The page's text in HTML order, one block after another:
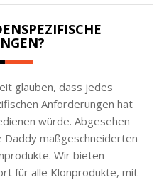
glauben, dass jedes
Anforderungen hat
würde. Abgesehen
Daddy maßgeschneiderten
Wir bieten
für alle Klonprodukte, mit